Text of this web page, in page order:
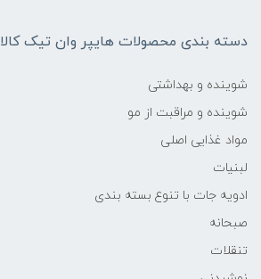
دسته بندی محصولات هایپر وان تیک کالا
شوینده و بهداشتی
شوینده و مراقبت از مو
مواد غذایی اصلی
لبنیات
ادویه جات با تنوع بسته بندی
صبحانه
تنقلات